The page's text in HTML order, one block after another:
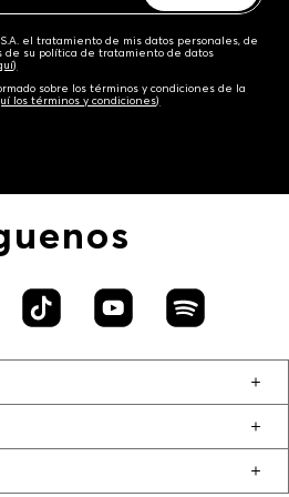
S.A. el tratamiento de mis datos personales, de
de su política de tratamiento de datos
sobre los términos y condiciones de la
los términos y condiciones)